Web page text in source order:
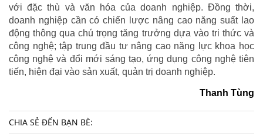
với đặc thù và văn hóa của doanh nghiệp. Đồng thời,
doanh nghiệp cần có chiến lược nâng cao năng suất lao
động thông qua chú trọng tăng trưởng dựa vào tri thức và
công nghệ; tập trung đầu tư nâng cao năng lực khoa học
công nghệ và đổi mới sáng tạo, ứng dụng công nghệ tiên
tiến, hiện đại vào sản xuất, quản trị doanh nghiệp.
Thanh Tùng
CHIA SẺ ĐẾN BẠN BÈ: